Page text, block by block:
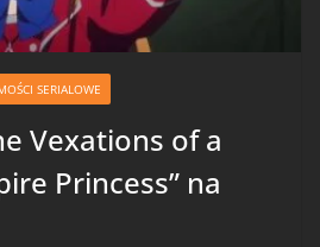
SERIALOWE
Vexations of a
Princess” na